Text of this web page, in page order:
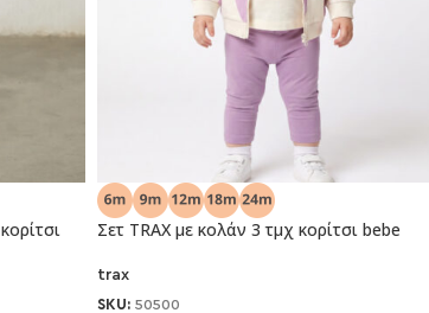
Σετ TRAX με κολάν 3 τμχ κορίτσι bebe
trax
SKU: 50500